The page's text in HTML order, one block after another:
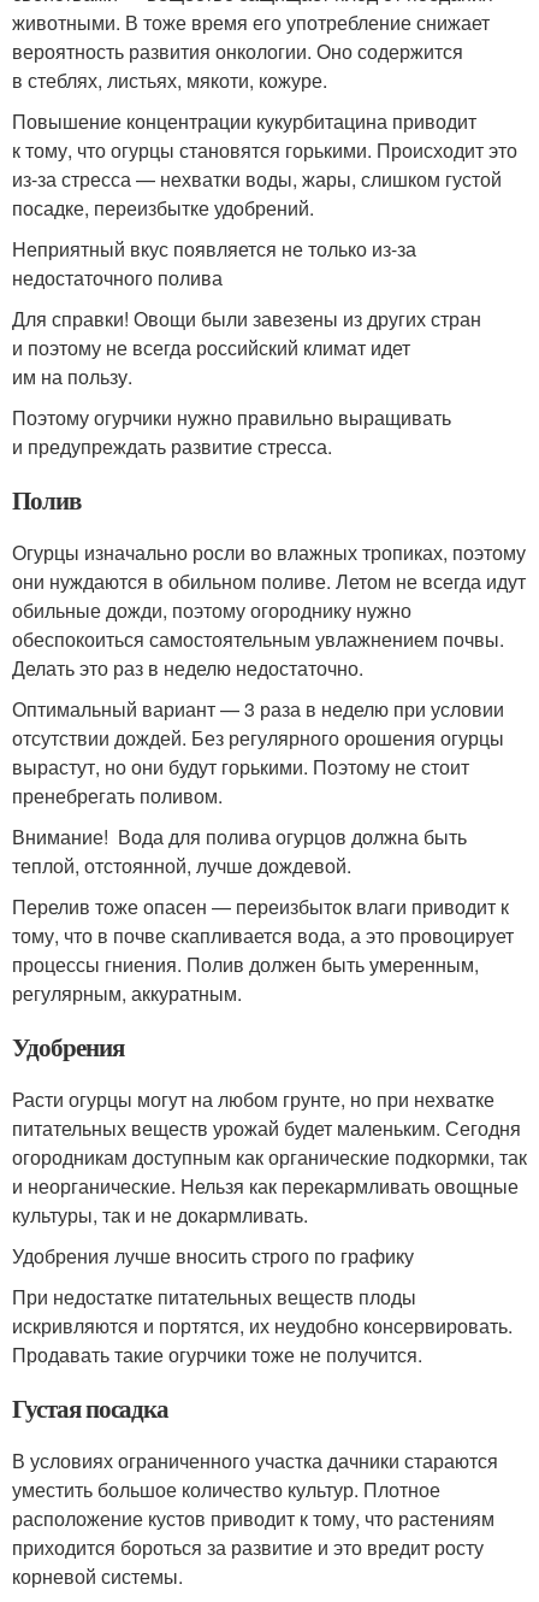
животными. В тоже время его употребление снижает
вероятность развития онкологии. Оно содержится
в стеблях, листьях, мякоти, кожуре.
Повышение концентрации кукурбитацина приводит
к тому, что огурцы становятся горькими. Происходит это
из-за стресса — нехватки воды, жары, слишком густой
посадке, переизбытке удобрений.
Неприятный вкус появляется не только из-за
недостаточного полива
Для справки! Овощи были завезены из других стран
и поэтому не всегда российский климат идет
им на пользу.
Поэтому огурчики нужно правильно выращивать
и предупреждать развитие стресса.
Полив
Огурцы изначально росли во влажных тропиках, поэтому
они нуждаются в обильном поливе. Летом не всегда идут
обильные дожди, поэтому огороднику нужно
обеспокоиться самостоятельным увлажнением почвы.
Делать это раз в неделю недостаточно.
Оптимальный вариант — 3 раза в неделю при условии
отсутствии дождей. Без регулярного орошения огурцы
вырастут, но они будут горькими. Поэтому не стоит
пренебрегать поливом.
Внимание! Вода для полива огурцов должна быть
теплой, отстоянной, лучше дождевой.
Перелив тоже опасен — переизбыток влаги приводит к
тому, что в почве скапливается вода, а это провоцирует
процессы гниения. Полив должен быть умеренным,
регулярным, аккуратным.
Удобрения
Расти огурцы могут на любом грунте, но при нехватке
питательных веществ урожай будет маленьким. Сегодня
огородникам доступным как органические подкормки, так
и неорганические. Нельзя как перекармливать овощные
культуры, так и не докармливать.
Удобрения лучше вносить строго по графику
При недостатке питательных веществ плоды
искривляются и портятся, их неудобно консервировать.
Продавать такие огурчики тоже не получится.
Густая посадка
В условиях ограниченного участка дачники стараются
уместить большое количество культур. Плотное
расположение кустов приводит к тому, что растениям
приходится бороться за развитие и это вредит росту
корневой системы.